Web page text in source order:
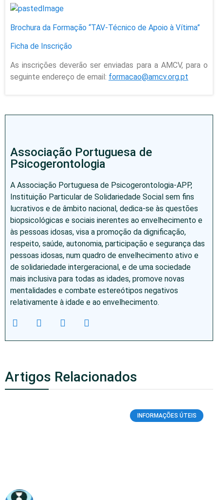
Brochura da Formação “TAV-Técnico de Apoio à Vítima”
Ficha de Inscrição
As inscrições deverão ser enviadas para a AMCV, para o
seguinte endereço de email: formacao@amcv.org.pt
Associação Portuguesa de
Psicogerontologia
A Associação Portuguesa de Psicogerontologia-APP,
Instituição Particular de Solidariedade Social sem fins
lucrativos e de âmbito nacional, dedica-se às questões
biopsicológicas e sociais inerentes ao envelhecimento e
às pessoas idosas, visa a promoção da dignificação,
respeito, saúde, autonomia, participação e segurança das
pessoas idosas, num quadro de envelhecimento ativo e
de solidariedade intergeracional, e de uma sociedade
mais inclusiva para todas as idades, promove novas
mentalidades e combate estereótipos negativos
relativamente à idade e ao envelhecimento.
Artigos Relacionados
INFORMAÇÕES ÚTEIS